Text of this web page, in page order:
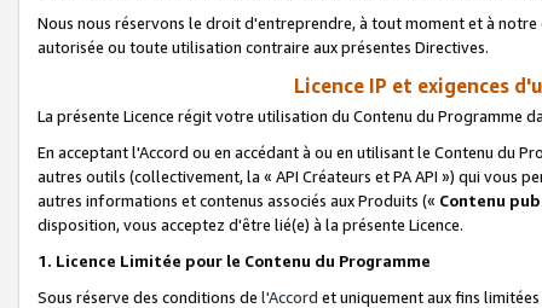
Nous nous réservons le droit d'entreprendre, à tout moment et à
autorisée ou toute utilisation contraire aux présentes Directives.
Licence IP et exigences
La présente Licence régit votre utilisation du Contenu du Programme
En acceptant l'Accord ou en accédant à ou en utilisant le Contenu du
autres outils (collectivement, la « API Créateurs et PA API ») qui vous
autres informations et contenus associés aux Produits (« Contenu
disposition, vous acceptez d'être lié(e) à la présente Licence.
1. Licence Limitée pour le Contenu du Programme
Sous réserve des conditions de l'Accord et uniquement aux fins